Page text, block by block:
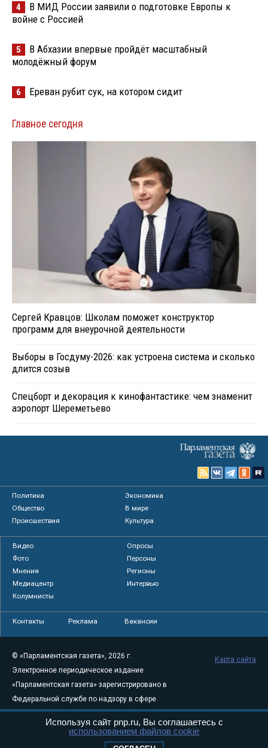
4
В МИД России заявили о подготовке Европы к
войне с Россией
5
В Абхазии впервые пройдёт масштабный
молодёжный форум
6 Ереван рубит сук, на котором сидит
Главное сегодня
Сергей Кравцов: Школам поможет конструктор
программ для внеурочной деятельности
Выборы в Госдуму-2026: как устроена система и сколько
длится созыв
Спецборт и декорация к кинофантастике: чем знаменит
аэропорт Шереметьево
Политика
Экономика
Общество
В мире
Происшествия
Культура
Видео
Опросы
Фото
Персоны
Мнения
Регионы
Медиацентр
Интервью
Колумнисты
Контакты Реклама Вакансии
© «Парламентская газета», 2026 г.
Электронное периодическое издание
«Парламентская газета» зарегистрировано в
Федеральной службе по надзору в сфере
связи, информационных технологий и
массовых коммуникаций (Роскомнадзор) 05
Карта сайта
Используя сайт pnp.ru, Вы соглашаетесь с
использованием файлов cookie